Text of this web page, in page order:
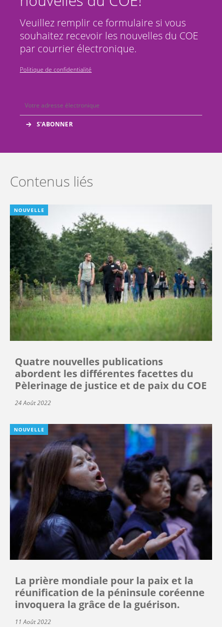
Veuillez remplir ce formulaire si vous
souhaitez recevoir les nouvelles du COE
par courrier électronique.
Politique de confidentialité
Contenus liés
NOUVELLE
Quatre nouvelles publications
abordent les différentes facettes du
Pèlerinage de justice et de paix du COE
24 Août 2022
NOUVELLE
La prière mondiale pour la paix et la
réunification de la péninsule coréenne
invoquera la grâce de la guérison.
11 Août 2022